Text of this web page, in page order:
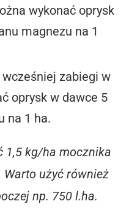
wykonać oprysk
magnezu na 1
wcześniej zabiegi w
oprysk w dawce 5
na 1 ha.
1,5 kg/ha mocznika
użyć również
np. 750 l.ha.